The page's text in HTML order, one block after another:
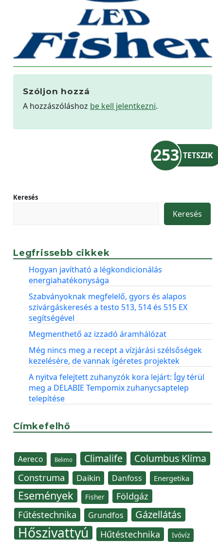
Szóljon hozzá
A hozzászóláshoz be kell jelentkezni.
253 TETSZIK
Keresés
Keresés
Legfrissebb cikkek
Hogyan javítható a légkondicionálás
energiahatékonysága
Szabványoknak megfelelő, gyors és alapos
szivárgáskeresés a testo 513, 514 és 515 EX
segítségével
Megmenthető az izzadó áramhálózat
Még nincs meg a recept a vízjárási szélsőségek
kezelésére, de vannak ígéretes projektek
A nyitva felejtett zuhanyzók kora lejárt: Így térül
meg a DELABIE Tempomix zuhanycsaptelep
telepítése
Címkefelhő
Aereco Belimo Climalife Columbus Klíma
Construma Daikin Danfoss Energetika
Események Fisher Földgáz
Fűtéstechnika Grundfos Gázellátás
Hőszivattyú Hűtéstechnika Ivóvíz